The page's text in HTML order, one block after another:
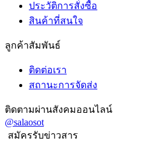
ประวัติการสั่งซื้อ
สินค้าที่สนใจ
ลูกค้าสัมพันธ์
ติดต่อเรา
สถานะการจัดส่ง
ติดตามผ่านสังคมออนไลน์
@salaosot
สมัครรับข่าวสาร